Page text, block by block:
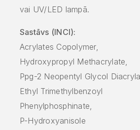
vai UV/LED lampā.
Sastāvs (INCI):
Acrylates Copolymer,
Hydroxypropyl Methacrylate,
Ppg-2 Neopentyl Glycol
Ethyl Trimethylbenzoyl
Phenylphosphinate,
P-Hydroxyanisole